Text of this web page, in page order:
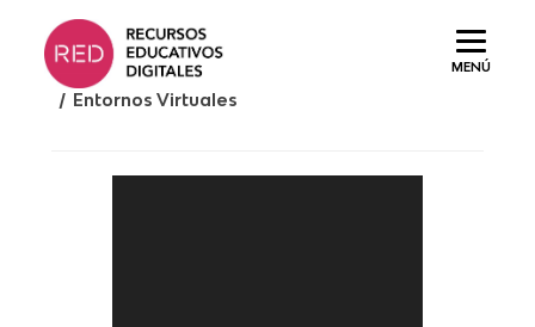
MENÚ
Saltar
contenido.
/ Entornos Virtuales